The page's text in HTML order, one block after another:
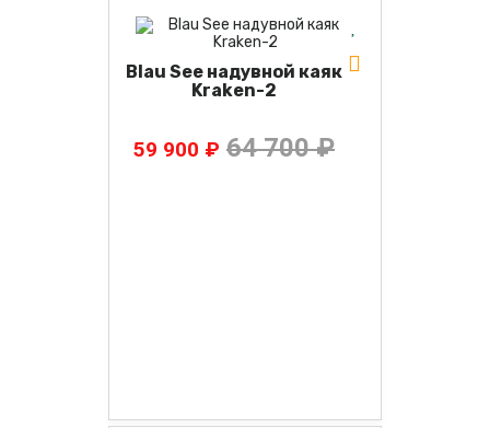
Blau See надувной каяк
Kraken-2
59 900 ₽ 64 700 ₽